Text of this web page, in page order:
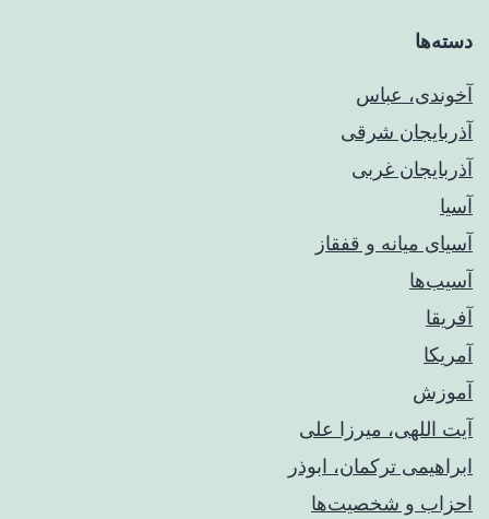
دسته‌ها
آخوندی، عباس
آذربایجان شرقی
آذربایجان غربی
آسیا
آسیای میانه و قفقاز
آسیب‌ها
آفریقا
آمریکا
آموزش
آیت اللهی، میرزا علی
ابراهیمی ترکمان، ابوذر
احزاب و شخصیت‌ها